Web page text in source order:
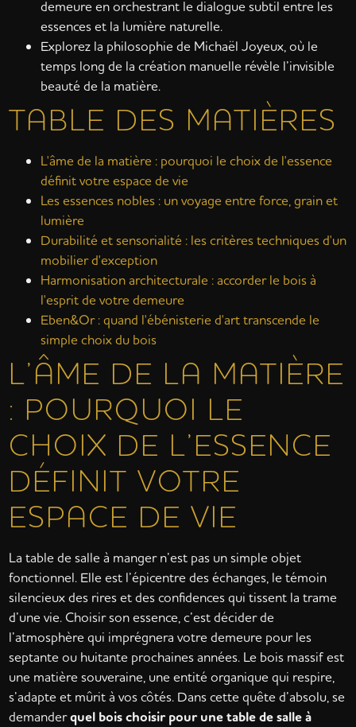
demeure en orchestrant le dialogue subtil entre les
essences et la lumière naturelle.
Explorez la philosophie de Michaël Joyeux, où le
temps long de la création manuelle révèle l’invisible
beauté de la matière.
TABLE DES MATIÈRES
L'âme de la matière : pourquoi le choix de l'essence
définit votre espace de vie
Les essences nobles : un voyage entre force, grain et
lumière
Durabilité et sensorialité : les critères techniques d'un
mobilier d'exception
Harmonisation architecturale : accorder le bois à
l'esprit de votre demeure
Eben&Or : quand l'ébénisterie d'art transcende le
simple choix du bois
L’ÂME DE LA MATIÈRE
: POURQUOI LE
CHOIX DE L’ESSENCE
DÉFINIT VOTRE
ESPACE DE VIE
La table de salle à manger n’est pas un simple objet
fonctionnel. Elle est l’épicentre des échanges, le témoin
silencieux des rires et des confidences qui tissent la trame
d’une vie. Choisir son essence, c’est décider de
l’atmosphère qui imprégnera votre demeure pour les
septante ou huitante prochaines années. Le bois massif est
une matière souveraine, une entité organique qui respire,
s’adapte et mûrit à vos côtés. Dans cette quête d’absolu, se
demanderquel bois choisir pour une table de salle à